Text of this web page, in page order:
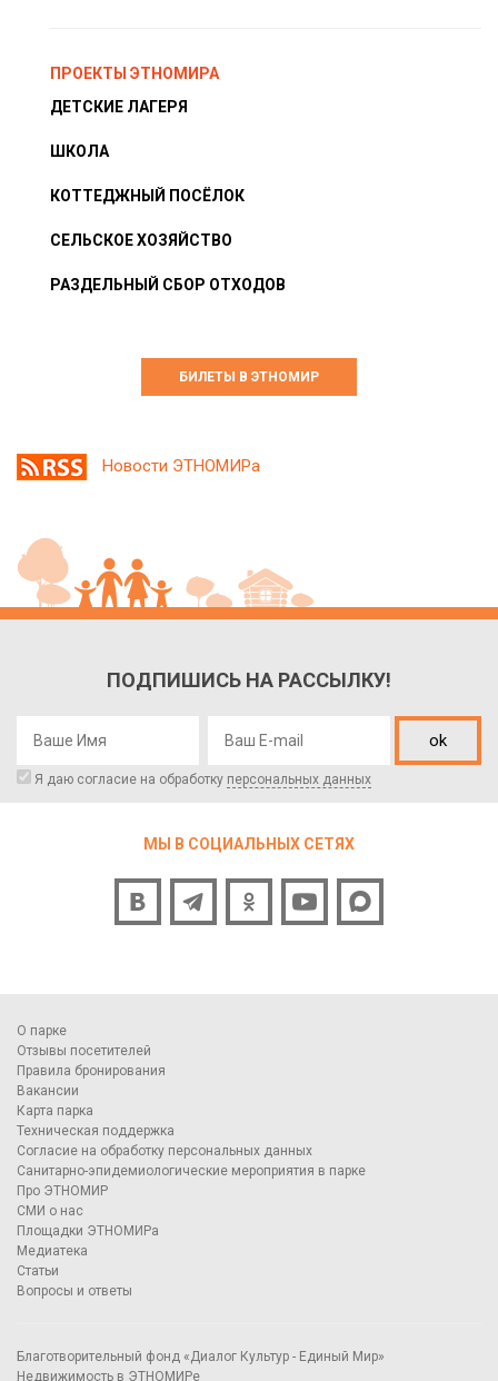
ПРОЕКТЫ ЭТНОМИРА
ДЕТСКИЕ ЛАГЕРЯ
ШКОЛА
КОТТЕДЖНЫЙ ПОСЁЛОК
СЕЛЬСКОЕ ХОЗЯЙСТВО
РАЗДЕЛЬНЫЙ СБОР ОТХОДОВ
БИЛЕТЫ В ЭТНОМИР
Новости ЭТНОМИРа
ПОДПИШИСЬ НА РАССЫЛКУ!
ok
Я даю согласие на обработку персональных данных
МЫ В СОЦИАЛЬНЫХ СЕТЯХ
О парке
Отзывы посетителей
Правила бронирования
Вакансии
Карта парка
Техническая поддержка
Согласие на обработку персональных данных
Санитарно-эпидемиологические мероприятия в парке
Про ЭТНОМИР
СМИ о нас
Площадки ЭТНОМИРа
Медиатека
Статьи
Вопросы и ответы
Благотворительный фонд «Диалог Культур - Единый Мир»
Недвижимость в ЭТНОМИРе